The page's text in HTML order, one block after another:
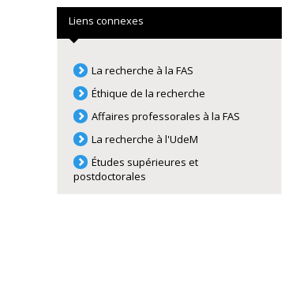
Liens connexes
La recherche à la FAS
Éthique de la recherche
Affaires professorales à la FAS
La recherche à l'UdeM
Études supérieures et
postdoctorales